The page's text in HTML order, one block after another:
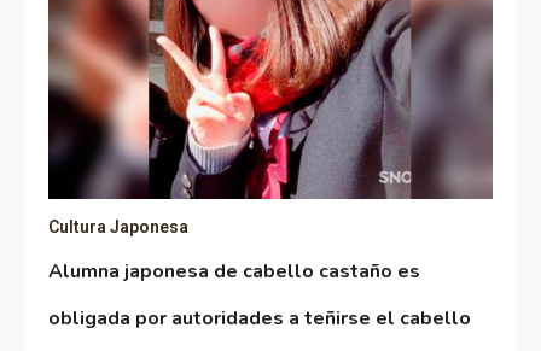
Cultura Japonesa
Alumna japonesa de cabello castaño es
obligada por autoridades a teñirse el cabello